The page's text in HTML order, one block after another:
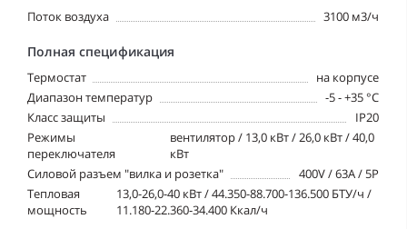
Поток воздуха 3100 м3/ч
Полная спецификация
Tермостат
на корпусе
Диапазон температур
-5 - +35 °C
Класс защиты
IP20
Режимы
переключателя
вентилятор / 13,0 кВт / 26,0 кВт / 40,0
кВт
Силовой разъем "вилка и розетка"
400V / 63A / 5P
Тепловая
мощность
13,0-26,0-40 кВт / 44.350-88.700-136.500 БТУ/ч /
11.180-22.360-34.400 Ккал/ч